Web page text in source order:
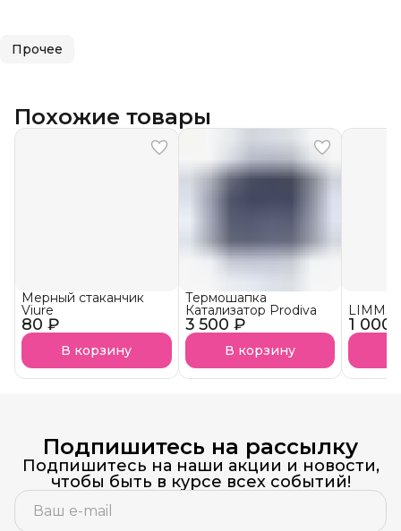
Прочее
Похожие товары
80 ₽
Мерный стаканчик
Viure
В корзину
3 500 ₽
Термошапка
Катализатор Prodiva
В корзину
1 000
LIMM
Подпишитесь на рассылку
Подпишитесь на наши акции и новости,
чтобы быть в курсе всех событий!